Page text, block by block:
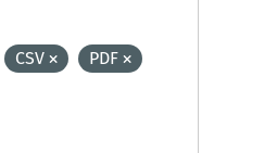
CSV
PDF